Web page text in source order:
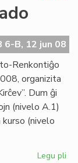
la
6-B, 12 jun 08
Renkontiĝo
organizita
Dum ĝi
(nivelo A.1)
(nivelo
Legu pli